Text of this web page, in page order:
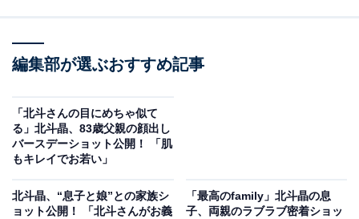
編集部が選ぶおすすめ記事
「北斗さんの目にめちゃ似て
る」北斗晶、83歳父親の顔出し
バースデーショット公開！ 「肌
もキレイでお若い」
北斗晶、“息子と娘”との家族シ
ョット公開！ 「北斗さんがお義
「最高のfamily」北斗晶の息
子、両親のラブラブ密着ショッ